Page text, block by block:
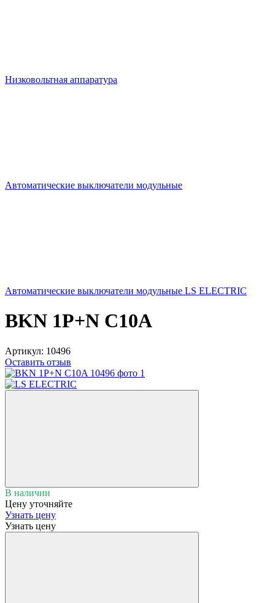
Низковольтная аппаратура
Автоматические выключатели модульные
Автоматические выключатели модульные LS ELECTRIC
BKN 1P+N C10A
Артикул: 10496
Оставить отзыв
В наличии
Цену уточняйте
Узнать цену
Узнать цену